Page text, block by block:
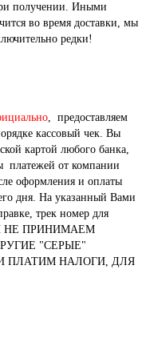
получении. Иными
во время доставки, мы
редки!
, предоставляем
кассовый чек. Вы
картой любого банка,
платежей от компании
оформления и оплаты
дня. На указанный Вами
трек номер для
НЕ ПРИНИМАЕМ
"СЕРЫЕ"
ПЛАТИМ НАЛОГИ, ДЛЯ